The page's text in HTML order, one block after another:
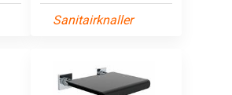
Sanitairknaller